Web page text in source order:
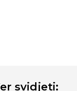
svidjeti: